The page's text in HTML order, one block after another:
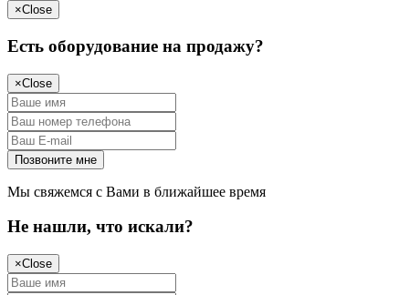
×Close
Есть оборудование на продажу?
×Close
Мы свяжемся с Вами в ближайшее время
Не нашли, что искали?
×Close